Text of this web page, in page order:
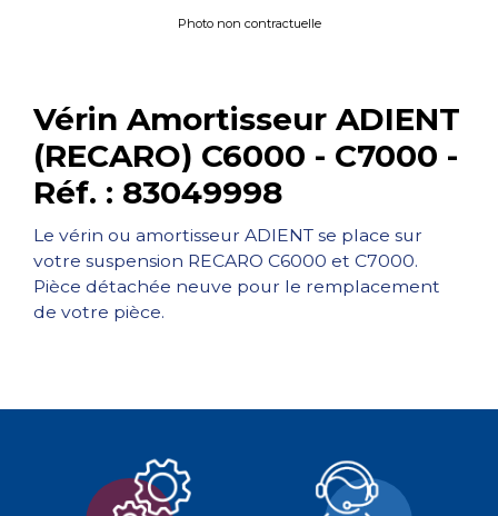
Vérin Amortisseur ADIENT
(RECARO) C6000 - C7000 -
Réf. : 83049998
Le vérin ou amortisseur ADIENT se place sur
votre suspension RECARO C6000 et C7000.
Pièce détachée neuve pour le remplacement
de votre pièce.
Photo non contractuelle